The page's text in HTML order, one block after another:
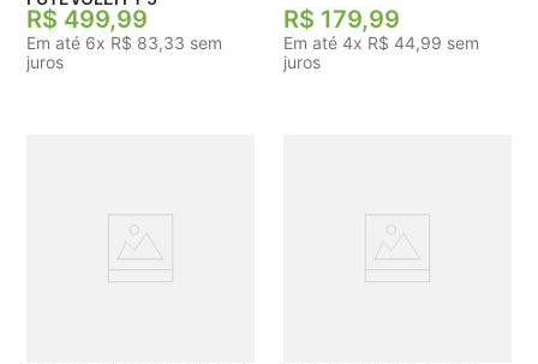
R$ 499,99
Em até 6x R$ 83,33 sem
juros
R$ 179,99
Em até 4x R$ 44,99 sem
juros